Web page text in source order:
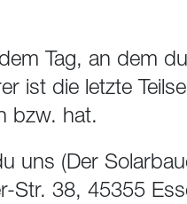
Tag, an dem
ist die letzte
bzw. hat.
uns (Der
Str. 38, 45355